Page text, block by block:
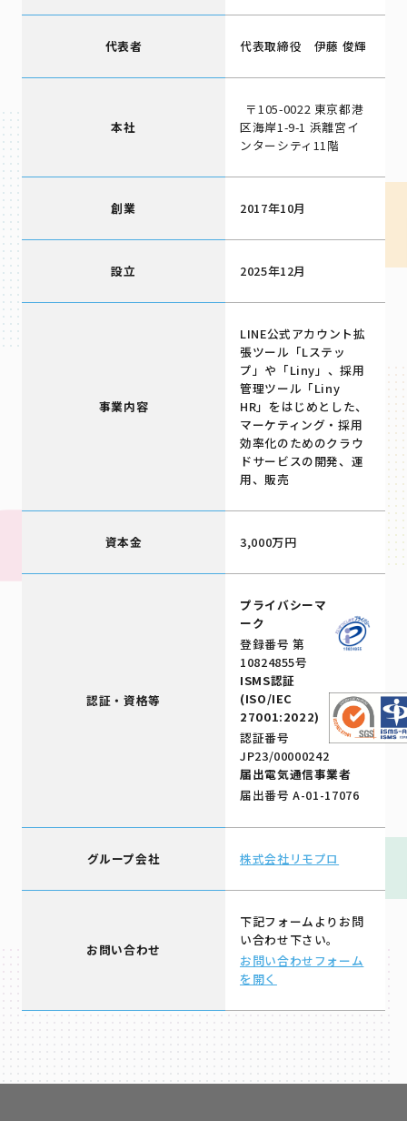
代表者 代表取締役 伊藤 俊輝
本社
〒105-0022 東京都港
区海岸1-9-1 浜離宮イ
ンターシティ11階
創業 2017年10月
設立 2025年12月
事業内容
LINE公式アカウント拡
張ツール「Lステッ
プ」や「Liny」、採用
管理ツール「Liny
HR」をはじめとした、
マーケティング・採用
効率化のためのクラウ
ドサービスの開発、運
用、販売
資本金 3,000万円
認証・資格等
プライバシーマ
ーク
登録番号 第
10824855号
ISMS認証
(ISO/IEC
27001:2022)
認証番号
JP23/00000242
届出電気通信事業者
届出番号 A-01-17076
グループ会社 株式会社リモプロ
お問い合わせ
下記フォームよりお問
い合わせ下さい。
お問い合わせフォーム
を開く